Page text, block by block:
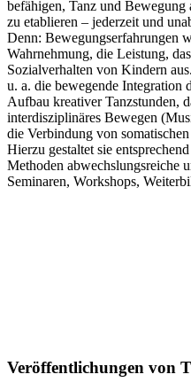
befähigen, Tanz und
zu etablieren – jederzeit und
Denn: Bewegungserfahrungen
Wahrnehmung, die Leistung,
Sozialverhalten von Kindern
u. a. die bewegende
Aufbau kreativer Tanzstunden,
interdisziplinäres Bewegen
die Verbindung von
Hierzu gestaltet sie
Methoden abwechslungsreiche
Seminaren, Workshops,
Veröffentlichungen von